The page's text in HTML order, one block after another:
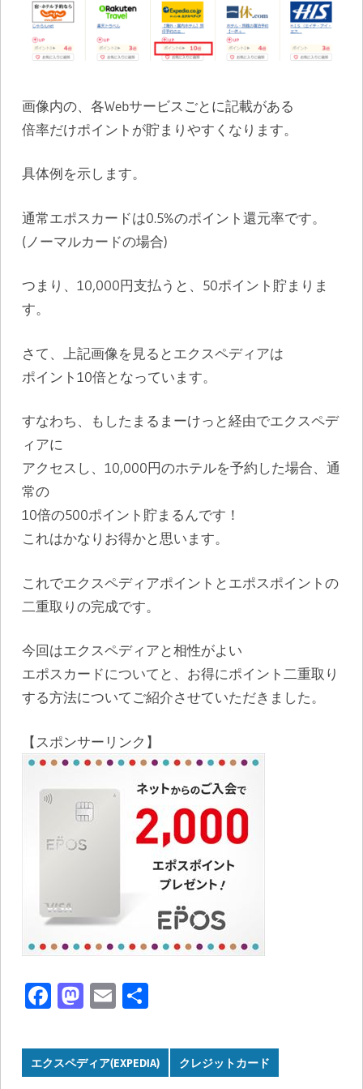
画像内の、各Webサービスごとに記載がある
倍率だけポイントが貯まりやすくなります。
具体例を示します。
通常エポスカードは0.5%のポイント還元率です。
(ノーマルカードの場合)
つまり、10,000円支払うと、50ポイント貯まりま
す。
さて、上記画像を見るとエクスペディアは
ポイント10倍となっています。
すなわち、もしたまるまーけっと経由でエクスペデ
ィアに
アクセスし、10,000円のホテルを予約した場合、通
常の
10倍の500ポイント貯まるんです！
これはかなりお得かと思います。
これでエクスペディアポイントとエポスポイントの
二重取りの完成です。
今回はエクスペディアと相性がよい
エポスカードについてと、お得にポイント二重取り
する方法についてご紹介させていただきました。
【スポンサーリンク】
Facebook
Mastodon
Email
共
エクスペディア(EXPEDIA) クレジットカード